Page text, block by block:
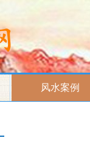
风水案例